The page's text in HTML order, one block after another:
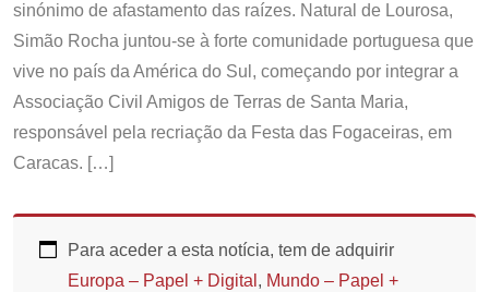
sinónimo de afastamento das raízes. Natural de Lourosa,
Simão Rocha juntou-se à forte comunidade portuguesa que
vive no país da América do Sul, começando por integrar a
Associação Civil Amigos de Terras de Santa Maria,
responsável pela recriação da Festa das Fogaceiras, em
Caracas. […]
Para aceder a esta notícia, tem de adquirir
Europa – Papel + Digital , Mundo – Papel +